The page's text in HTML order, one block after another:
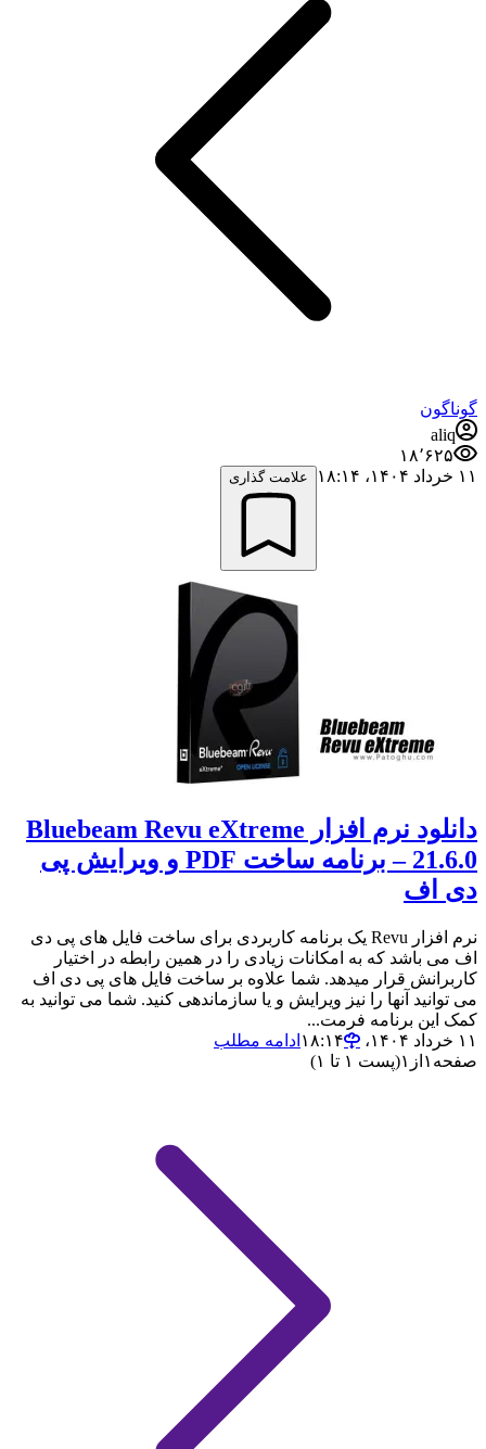
گوناگون
aliq
۱۸٬۶۲۵
۱۱ خرداد ۱۴۰۴،‏ ۱۸:۱۴
علامت گذاری
دانلود نرم افزار Bluebeam Revu eXtreme
21.6.0 – برنامه ساخت PDF و ویرایش پی
دی اف
نرم افزار Revu یک برنامه کاربردی برای ساخت فایل های پی دی
اف می باشد که به امکانات زیادی را در همین رابطه در اختیار
کاربرانش قرار میدهد. شما علاوه بر ساخت فایل های پی دی اف
می توانید آنها را نیز ویرایش و یا سازماندهی کنید. شما می توانید به
کمک این برنامه فرمت...
۱۱ خرداد ۱۴۰۴،‏ ۱۸:۱۴
ادامه مطلب
صفحه ۱ از ۱(پست ۱ تا ۱)